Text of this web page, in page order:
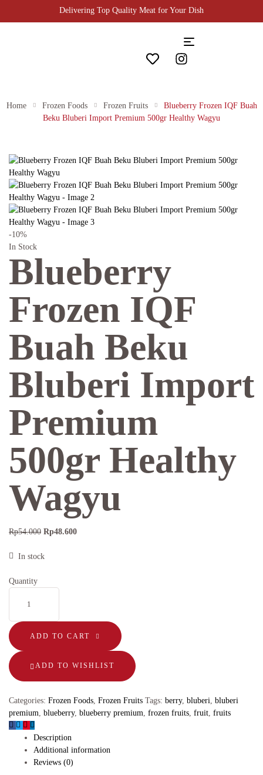
Delivering Top Quality Meat for Your Dish
Home Frozen Foods Frozen Fruits
Blueberry Frozen IQF Buah
Beku Bluberi Import Premium 500gr Healthy Wagyu
-10%
In Stock
Blueberry
Frozen IQF
Buah Beku
Bluberi Import
Premium
500gr Healthy
Wagyu
Rp54.000 Rp48.600
In stock
Quantity
ADD TO CART
ADD TO WISHLIST
Categories: Frozen Foods, Frozen Fruits Tags: berry, bluberi, bluberi
premium, blueberry, blueberry premium, frozen fruits, fruit, fruits
Description
Additional information
Reviews (0)